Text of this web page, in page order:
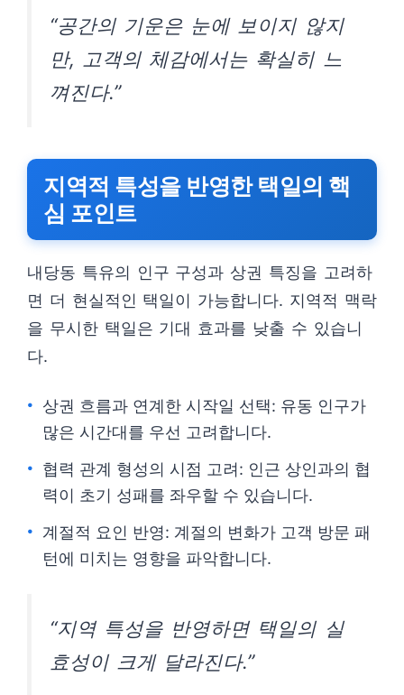
“공간의 기운은 눈에 보이지 않지
만, 고객의 체감에서는 확실히 느
껴진다.”
지역적 특성을 반영한 택일의 핵
심 포인트
내당동 특유의 인구 구성과 상권 특징을 고려하
면 더 현실적인 택일이 가능합니다. 지역적 맥락
을 무시한 택일은 기대 효과를 낮출 수 있습니
다.
상권 흐름과 연계한 시작일 선택: 유동 인구가
많은 시간대를 우선 고려합니다.
협력 관계 형성의 시점 고려: 인근 상인과의 협
력이 초기 성패를 좌우할 수 있습니다.
계절적 요인 반영: 계절의 변화가 고객 방문 패
턴에 미치는 영향을 파악합니다.
“지역 특성을 반영하면 택일의 실
효성이 크게 달라진다.”